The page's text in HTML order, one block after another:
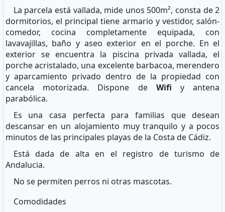
La parcela está vallada, mide unos 500m², consta de 2
dormitorios, el principal tiene armario y vestidor, salón-
comedor, cocina completamente equipada, con
lavavajillas, baño y aseo exterior en el porche. En el
exterior se encuentra la piscina privada vallada, el
porche acristalado, una excelente barbacoa, merendero
y aparcamiento privado dentro de la propiedad con
cancela motorizada. Dispone de Wifi y antena
parabólica.
Es una casa perfecta para familias que desean
descansar en un alojamiento muy tranquilo y a pocos
minutos de las principales playas de la Costa de Cádiz.
Está dada de alta en el registro de turismo de
Andalucia.
No se permiten perros ni otras mascotas.
Comodidades